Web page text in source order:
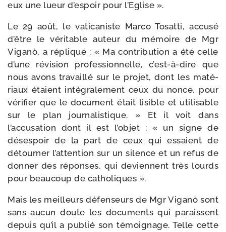
eux une lueur d’espoir pour l’Eglise ».
Le 29 août, le vati­ca­niste Marco Tosatti, accu­sé
d’être le véri­table auteur du mémoire de Mgr
Viganò, a répli­qué : « Ma contri­bu­tion a été celle
d’une révi­sion pro­fes­sion­nelle, c’est-à-dire que
nous avons tra­vaillé sur le pro­jet, dont les maté­
riaux étaient inté­gra­le­ment ceux du nonce, pour
véri­fier que le docu­ment était lisible et uti­li­sable
sur le plan jour­na­lis­tique. » Et il voit dans
l’accusation dont il est l’objet : « un signe de
déses­poir de la part de ceux qui essaient de
détour­ner l’attention sur un silence et un refus de
don­ner des réponses, qui deviennent très lourds
pour beau­coup de catholiques ».
Mais les meilleurs défen­seurs de Mgr Viganò sont
sans aucun doute les docu­ments qui paraissent
depuis qu’il a publié son témoi­gnage. Telle cette